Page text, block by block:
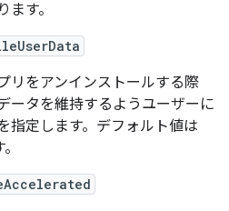
す。
リをアンインストールする際
ータを維持するようユーザーに
指定します。デフォルト値は